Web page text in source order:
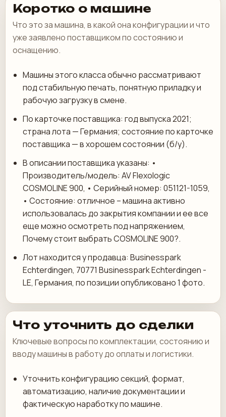
Коротко о машине
Что это за машина, в какой она конфигурации и что
уже заявлено поставщиком по состоянию и
оснащению.
Машины этого класса обычно рассматривают
под стабильную печать, понятную приладку и
рабочую загрузку в смене.
По карточке поставщика: год выпуска 2021;
страна лота — Германия; состояние по карточке
поставщика — в хорошем состоянии (б/у).
В описании поставщика указаны: •
Производитель/модель: AV Flexologic
COSMOLINE 900, • Серийный номер: 051121-1059,
• Состояние: отличное – машина активно
использовалась до закрытия компании и ее все
еще можно осмотреть под напряжением,
Почему стоит выбрать COSMOLINE 900?.
Лот находится у продавца: Businesspark
Echterdingen, 70771 Businesspark Echterdingen -
LE, Германия, по позиции опубликовано 1 фото.
Что уточнить до сделки
Ключевые вопросы по комплектации, состоянию и
вводу машины в работу до оплаты и логистики.
Уточнить конфигурацию секций, формат,
автоматизацию, наличие документации и
фактическую наработку по машине.